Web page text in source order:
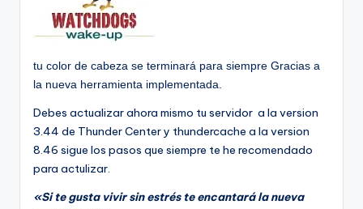
tu color de cabeza se terminará para siempre Gracias a
la nueva herramienta implementada.
Debes actualizar ahora mismo tu servidor a la version
3.44 de Thunder Center y thundercache a la version
8.46 sigue los pasos que siempre te he recomendado
para actulizar.
«Si te gusta vivir sin estrés te encantará la nueva